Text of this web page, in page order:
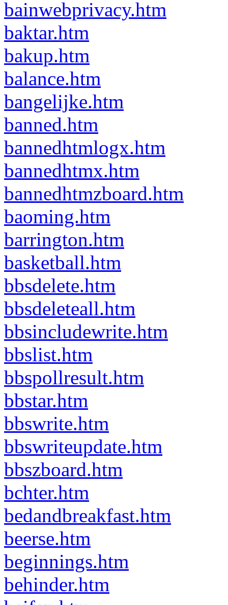
bainwebprivacy.htm
baktar.htm
bakup.htm
balance.htm
bangelijke.htm
banned.htm
bannedhtmlogx.htm
bannedhtmx.htm
bannedhtmzboard.htm
baoming.htm
barrington.htm
basketball.htm
bbsdelete.htm
bbsdeleteall.htm
bbsincludewrite.htm
bbslist.htm
bbspollresult.htm
bbstar.htm
bbswrite.htm
bbswriteupdate.htm
bbszboard.htm
bchter.htm
bedandbreakfast.htm
beerse.htm
beginnings.htm
behinder.htm